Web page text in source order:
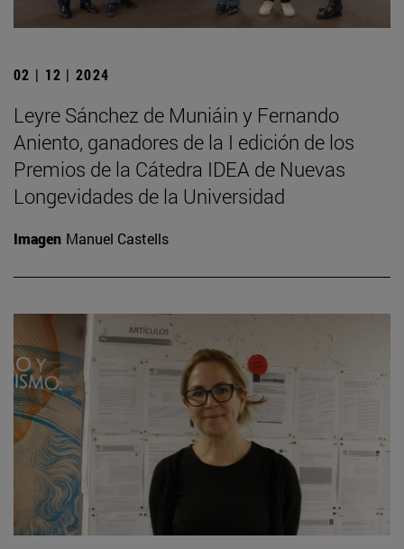
02 | 12 | 2024
Leyre Sánchez de Muniáin y Fernando
Aniento, ganadores de la I edición de los
Premios de la Cátedra IDEA de Nuevas
Longevidades de la Universidad
Imagen Manuel Castells